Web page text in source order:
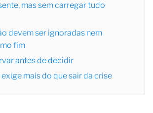
mas sem carregar tudo
devem ser ignoradas nem
fim
antes de decidir
mais do que sair da crise